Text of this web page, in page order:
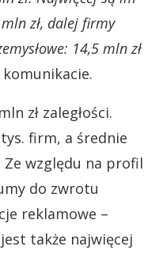
zł, dalej firmy
14,5 mln zł
komunikacie.
zł zaległości.
firm, a średnie
Ze względu na profil
do zwrotu
reklamowe –
także najwięcej